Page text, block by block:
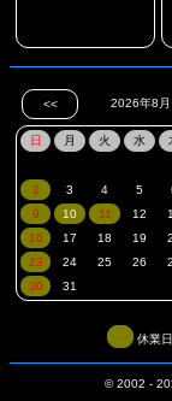
休業日
© 2002 -